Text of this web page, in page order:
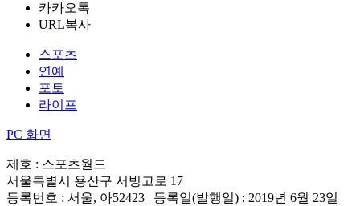
카카오톡
URL복사
스포츠
연예
포토
라이프
PC 화면
제호 : 스포츠월드
서울특별시 용산구 서빙고로 17
등록번호 : 서울, 아52423 | 등록일(발행일) : 2019년 6월 23일